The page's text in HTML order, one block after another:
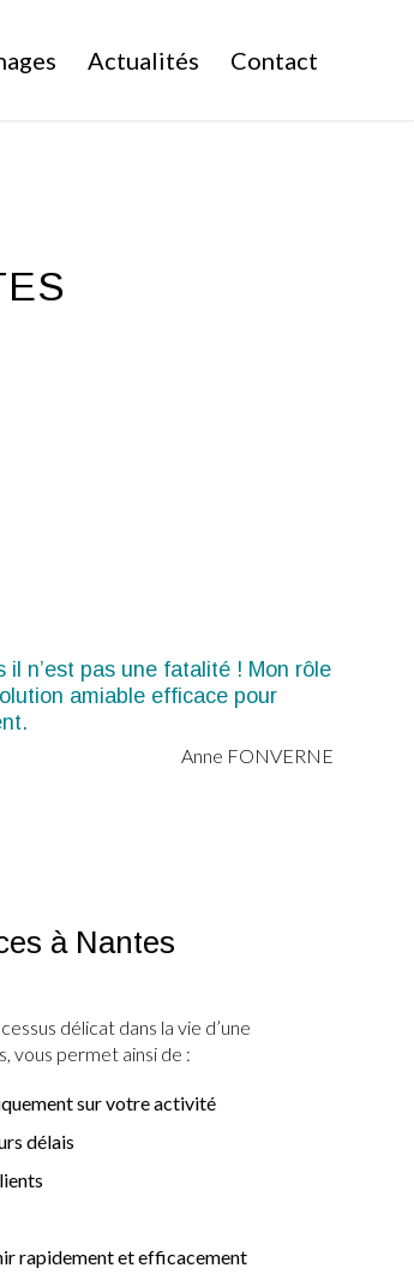
Actualités Contact
il n’est pas une fatalité ! Mon rôle
amiable efficace pour
Anne FONVERNE
à Nantes
délicat dans la vie d’une
vous permet ainsi de :
sur votre activité
délais
rapidement et efficacement